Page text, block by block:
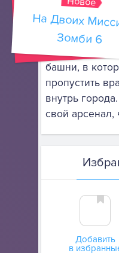
возможности,
врагов
сложности.
башни, в
пропустить
внутрь
свой арсенал,
Добавить
в
На Двоих
Зомби 6